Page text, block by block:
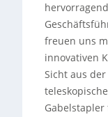
freuen uns
innovativen
Sicht aus